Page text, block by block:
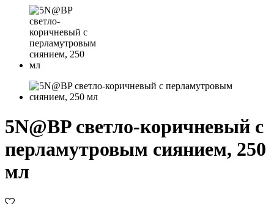
5N@BP светло-коричневый с
перламутровым сиянием, 250
мл